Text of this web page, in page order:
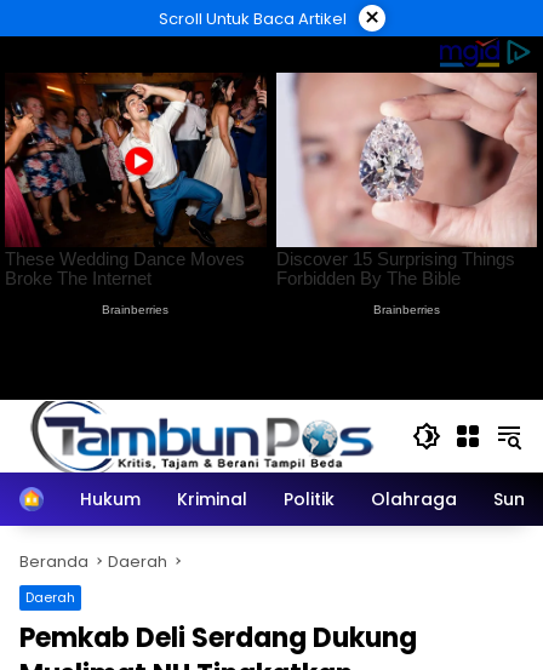
ke
Scroll Untuk Baca Artikel ×
HomeHukum Kriminal Politik Olahraga
Beranda Daerah
Daerah
Pemkab Deli Serdang Dukung